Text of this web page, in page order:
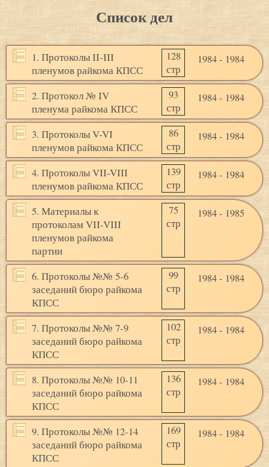
Список дел
1. Протоколы II-III
пленумов райкома КПСС
128
стр
1984 - 1984
2. Протокол № IV
пленума райкома КПСС
93
стр
1984 - 1984
3. Протоколы V-VI
пленумов райкома КПСС
86
стр
1984 - 1984
4. Протоколы VII-VIII
пленумов райкома КПСС
139
стр
1984 - 1984
5. Материалы к
протоколам VII-VIII
пленумов райкома
партии
75
стр
1984 - 1985
6. Протоколы №№ 5-6
заседаний бюро райкома
КПСС
99
стр
1984 - 1984
7. Протоколы №№ 7-9
заседаний бюро райкома
КПСС
102
стр
1984 - 1984
8. Протоколы №№ 10-11
заседаний бюро райкома
КПСС
136
стр
1984 - 1984
9. Протоколы №№ 12-14
заседаний бюро райкома
КПСС
169
стр
1984 - 1984